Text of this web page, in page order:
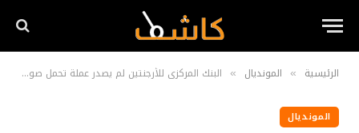
الرئيسية » المونديال » البنك المركزي للأرجنتين لم يصدر عملة تحمل صورة ميسي
المونديال